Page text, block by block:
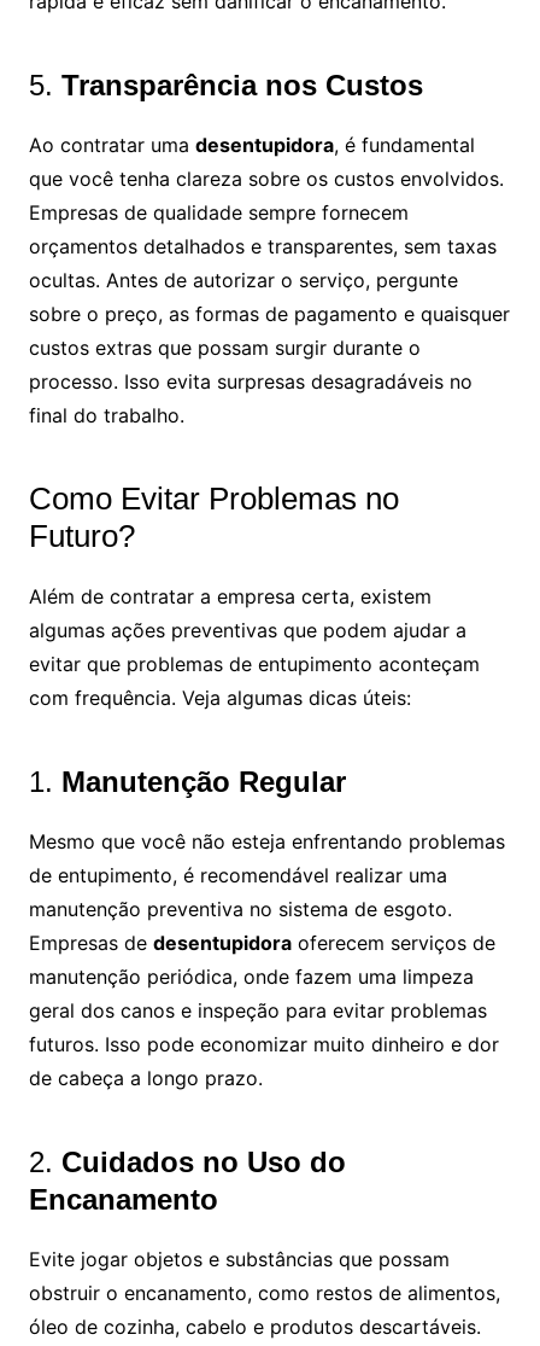
5. Transparência nos Custos
Ao contratar uma desentupidora, é fundamental
que você tenha clareza sobre os custos envolvidos.
Empresas de qualidade sempre fornecem
orçamentos detalhados e transparentes, sem taxas
ocultas. Antes de autorizar o serviço, pergunte
sobre o preço, as formas de pagamento e quaisquer
custos extras que possam surgir durante o
processo. Isso evita surpresas desagradáveis no
final do trabalho.
Como Evitar Problemas no
Futuro?
Além de contratar a empresa certa, existem
algumas ações preventivas que podem ajudar a
evitar que problemas de entupimento aconteçam
com frequência. Veja algumas dicas úteis:
1. Manutenção Regular
Mesmo que você não esteja enfrentando problemas
de entupimento, é recomendável realizar uma
manutenção preventiva no sistema de esgoto.
Empresas de desentupidoraoferecem serviços de
manutenção periódica, onde fazem uma limpeza
geral dos canos e inspeção para evitar problemas
futuros. Isso pode economizar muito dinheiro e dor
de cabeça a longo prazo.
2. Cuidados no Uso do
Encanamento
Evite jogar objetos e substâncias que possam
obstruir o encanamento, como restos de alimentos,
óleo de cozinha, cabelo e produtos descartáveis.